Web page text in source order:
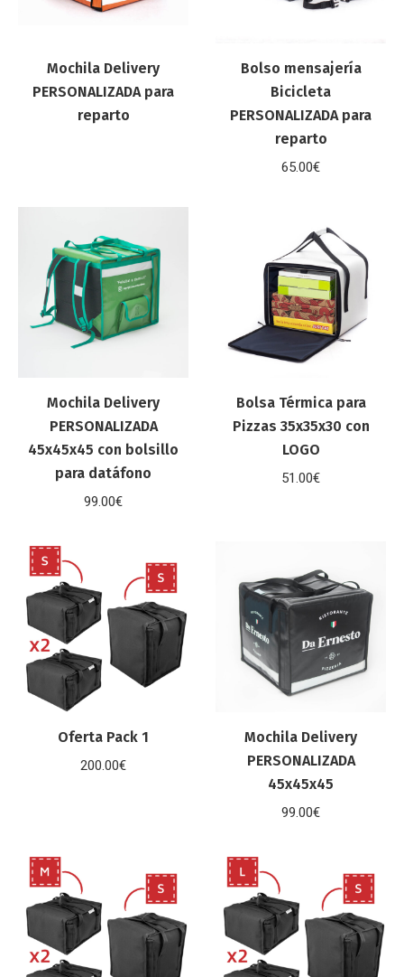
Mochila Delivery
PERSONALIZADA para
reparto
Bolso mensajería
Bicicleta
PERSONALIZADA para
reparto
65.00€
Mochila Delivery
PERSONALIZADA
45x45x45 con bolsillo
para datáfono
99.00€
Bolsa Térmica para
Pizzas 35x35x30 con
LOGO
51.00€
Oferta Pack 1
200.00€
Mochila Delivery
PERSONALIZADA
45x45x45
99.00€